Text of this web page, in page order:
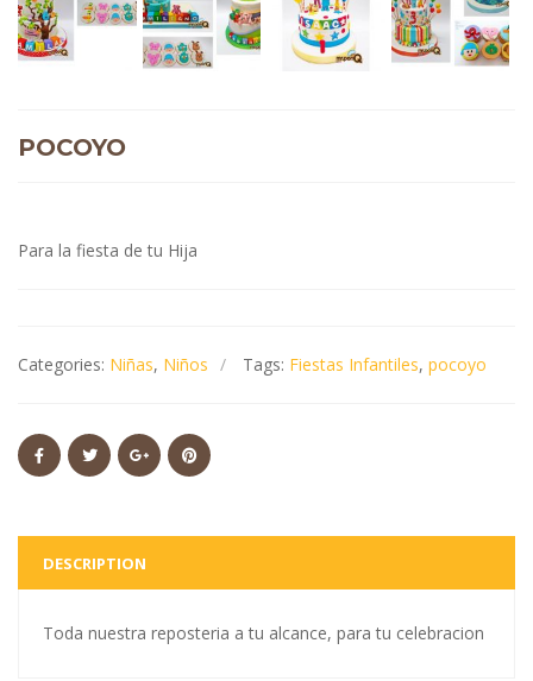
POCOYO
Para la fiesta de tu Hija
Categories: Niñas, Niños Tags: Fiestas Infantiles, pocoyo
DESCRIPTION
Toda nuestra reposteria a tu alcance, para tu celebracion